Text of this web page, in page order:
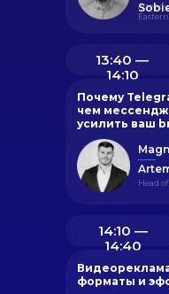
14:10 ―
14:40
13:40 ―
14:10
Head
Почему
чем
усилить ваш
форматы и